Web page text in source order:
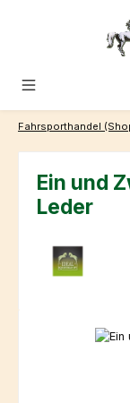
Zum Hauptinhalt
Fahrsporthandel
Ein und
Leder
Bildergalerie